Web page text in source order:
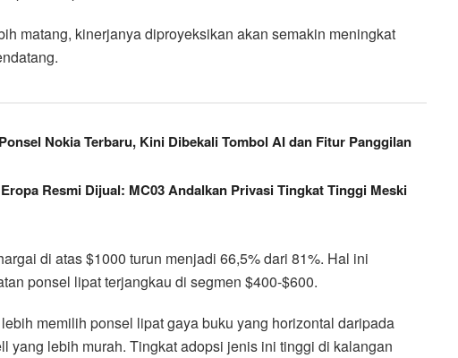
matang, kinerjanya diproyeksikan akan semakin meningkat
Nokia Terbaru, Kini Dibekali Tombol AI dan Fitur Panggilan
Resmi Dijual: MC03 Andalkan Privasi Tingkat Tinggi Meski
di atas $1000 turun menjadi 66,5% dari 81%. Hal ini
ponsel lipat terjangkau di segmen $400-$600.
memilih ponsel lipat gaya buku yang horizontal daripada
yang lebih murah. Tingkat adopsi jenis ini tinggi di kalangan